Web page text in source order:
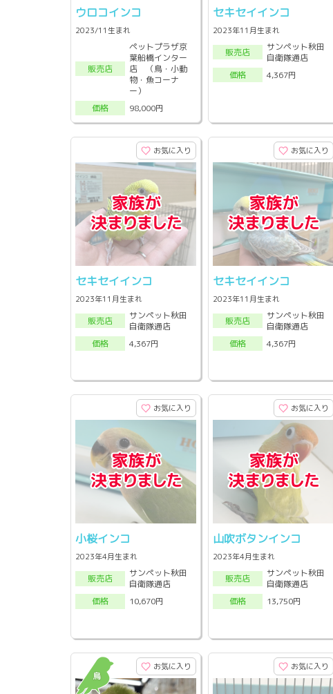
ウロコインコ
2023/11生まれ
販売店
ペットプラザ京
葉船橋インター
店 （鳥・小動
物・魚コーナ
ー）
価格
98,000円
セキセイインコ
2023年11月生まれ
販売店
サンペット秋田
自衛隊通店
価格
4,367円
お気に入り
セキセイインコ
2023年11月生まれ
販売店
サンペット秋田
自衛隊通店
価格
4,367円
お気に入り
セキセイインコ
2023年11月生まれ
販売店
サンペット秋田
自衛隊通店
価格
4,367円
お気に入り
小桜インコ
2023年4月生まれ
販売店
サンペット秋田
自衛隊通店
価格
10,670円
お気に入り
山吹ボタンインコ
2023年4月生まれ
販売店
サンペット秋田
自衛隊通店
価格
13,750円
お気に入り お気に入り